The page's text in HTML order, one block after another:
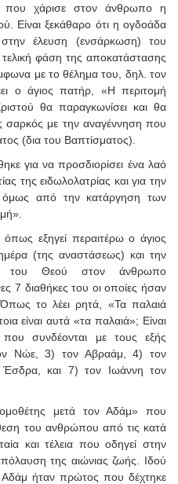
που χάρισε στον άνθρωπο η
Είναι ξεκάθαρο ότι η ογδοάδα
στην έλευση (ενσάρκωση) του
φάση της αποκατάστασης
με το θέλημα του, δηλ. τον
ο άγιος πατήρ, «Η περιτομή
θα παραγκωνίσει και θα
σαρκός με την αναγέννηση που
(δια του Βαπτίσματος).
για να προσδιορίσει ένα λαό
της ειδωλολατρίας και για την
από την κατάργηση των
εξηγεί περαιτέρω ο άγιος
(της αναστάσεως) και την
του Θεού στον άνθρωπο
7 διαθήκες του οι οποίες ήσαν
το λέει ρητά, «Τα παλαιά
είναι αυτά «τα παλαιά»; Είναι
συνδέονται με τους εξής
Νώε, 3) τον Αβραάμ, 4) τον
και 7) τον Ιωάννη τον
μετά τον Αδάμ» που
του ανθρώπου από τις κατά
και τέλεια που οδηγεί στην
της αιώνιας ζωής. Ιδού
ήταν πρώτος που δέχτηκε